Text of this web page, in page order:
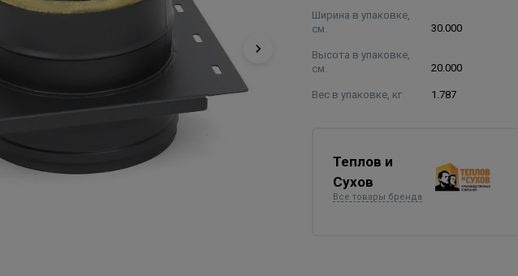
Ширина в упаковке,
см.
30.000
Высота в упаковке,
см.
20.000
Вес в упаковке, кг 1.787
Теплов и
Сухов
Все товары бренда